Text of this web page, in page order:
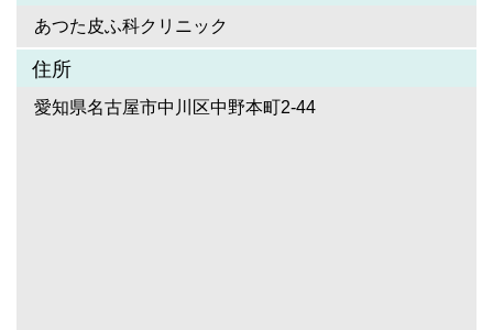
あつた皮ふ科クリニック
住所
愛知県名古屋市中川区中野本町2-44